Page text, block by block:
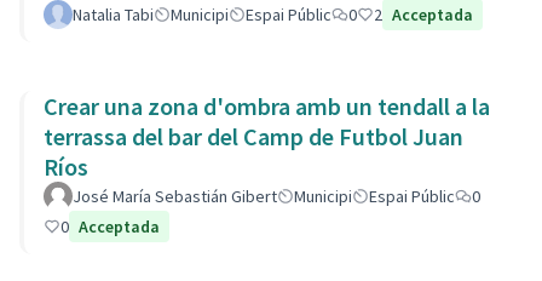
Natalia Tabi Municipi Espai Públic 0 2 Acceptada
Crear una zona d'ombra amb un tendall a la
terrassa del bar del Camp de Futbol Juan
Ríos
José María Sebastián Gibert Municipi Espai Públic
0
0 Acceptada